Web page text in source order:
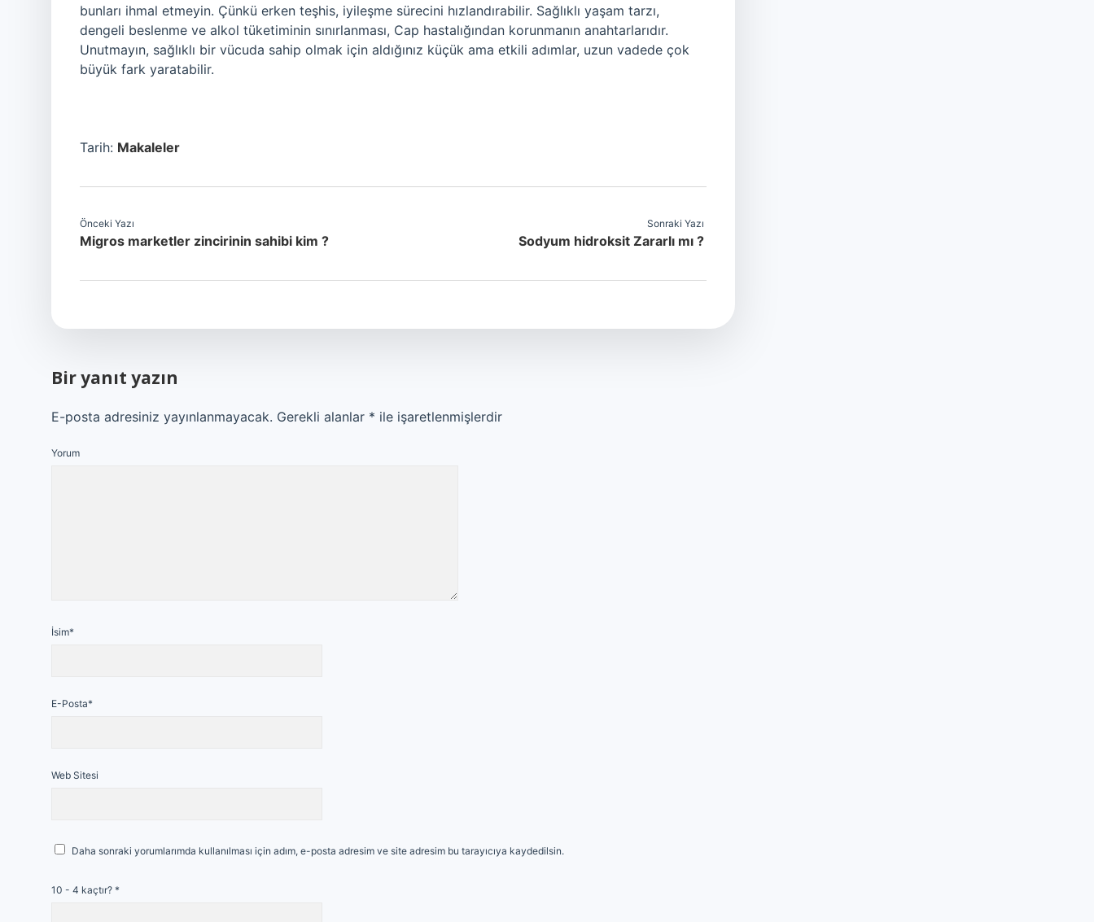
bunları ihmal etmeyin. Çünkü erken teşhis, iyileşme sürecini hızlandırabilir. Sağlıklı yaşam tarzı,
dengeli beslenme ve alkol tüketiminin sınırlanması, Cap hastalığından korunmanın anahtarlarıdır.
Unutmayın, sağlıklı bir vücuda sahip olmak için aldığınız küçük ama etkili adımlar, uzun vadede çok
büyük fark yaratabilir.
Tarih: Makaleler
Önceki Yazı
Migros marketler zincirinin sahibi kim ?
Sonraki Yazı
Sodyum hidroksit Zararlı mı ?
Bir yanıt yazın
E-posta adresiniz yayınlanmayacak. Gerekli alanlar * ile işaretlenmişlerdir
Yorum
İsim*
E-Posta*
Web Sitesi
Daha sonraki yorumlarımda kullanılması için adım, e-posta adresim ve site adresim bu tarayıcıya kaydedilsin.
10 - 4 kaçtır? *